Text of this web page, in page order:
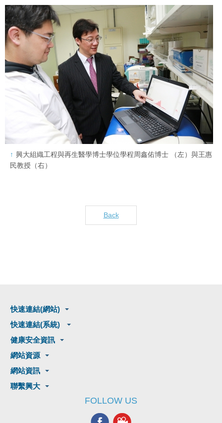
興大組織工程與再生醫學博士學位學程周鑫佑博士 （左）與王惠
民教授（右）
Back
快速連結(網站)
快速連結(系統)
健康安全資訊
網站資源
網站資訊
聯繫興大
FOLLOW US